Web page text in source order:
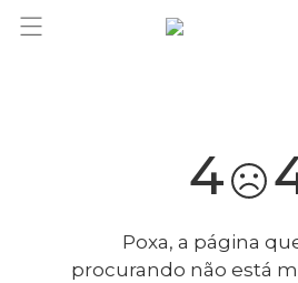
você merece 30% OFF pra
4
Poxa, a página
procurando não está